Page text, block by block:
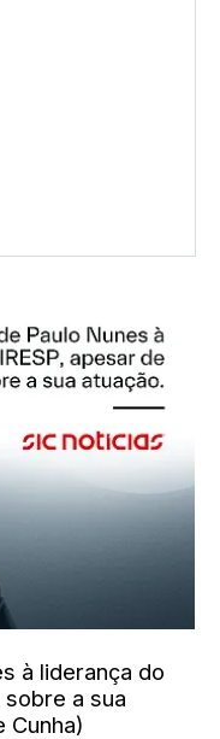
à liderança do
sobre a sua
Cunha)